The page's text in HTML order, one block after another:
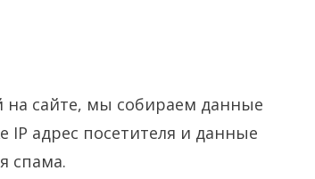
на сайте, мы собираем данные
адрес посетителя и данные
спама.